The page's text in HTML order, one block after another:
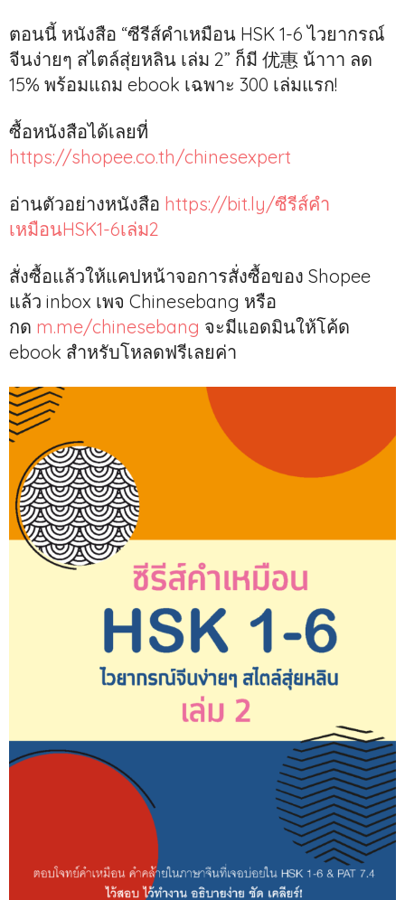
ตอนนี้ หนังสือ “ซีรีส์คำเหมือน HSK 1-6 ไวยากรณ์
จีนง่ายๆ สไตล์สุ่ยหลิน เล่ม 2” ก็มี 优惠 น้าาา ลด
15% พร้อมแถม ebook เฉพาะ 300 เล่มแรก!
ซื้อหนังสือได้เลยที่
https://shopee.co.th/chinesexpert
อ่านตัวอย่างหนังสือ https://bit.ly/ซีรีส์คำ
เหมือนHSK1-6เล่ม2
สั่งซื้อแล้วให้แคปหน้าจอการสั่งซื้อของ Shopee
แล้ว inbox เพจ Chinesebang หรือ
กด m.me/chinesebang จะมีแอดมินให้โค้ด
ebook สำหรับโหลดฟรีเลยค่า